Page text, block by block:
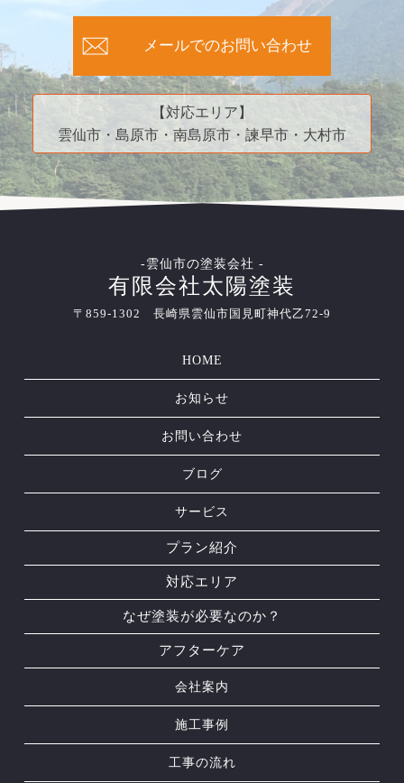
メールでのお問い合わせ
【対応エリア】
雲仙市・島原市・南島原市・諫早市・大村市
-雲仙市の塗装会社 -
有限会社太陽塗装
〒859-1302 長崎県雲仙市国見町神代乙72-9
HOME
お知らせ
お問い合わせ
ブログ
サービス
プラン紹介
対応エリア
なぜ塗装が必要なのか？
アフターケア
会社案内
施工事例
工事の流れ